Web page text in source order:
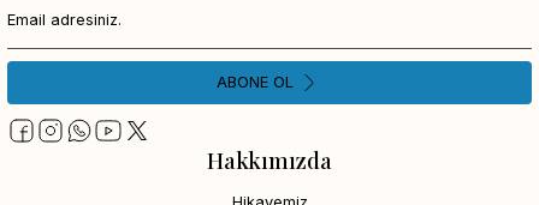
Hakkımızda
ABONE OL